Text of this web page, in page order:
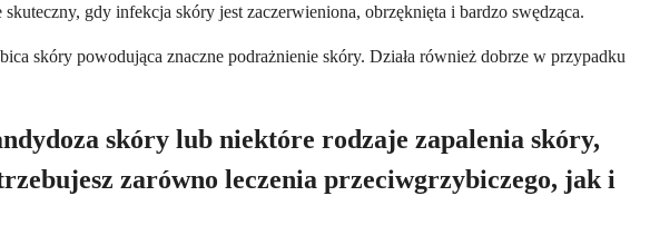
gdy infekcja skóry jest zaczerwieniona, obrzęknięta i bardzo swędząca.
skóry powodująca znaczne podrażnienie skóry. Działa również dobrze w przypadku
skóry lub niektóre rodzaje zapalenia skóry,
zarówno leczenia przeciwgrzybiczego, jak i